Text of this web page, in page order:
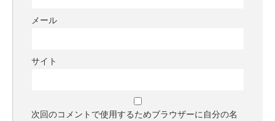
メール
サイト
次回のコメントで使用するためブラウザーに自分の名